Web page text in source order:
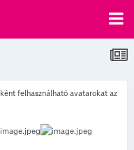
felhasználható avatarokat az